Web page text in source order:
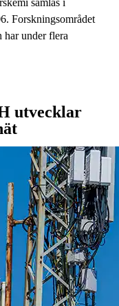
samlas i
Forskningsområdet
har under flera
utvecklar